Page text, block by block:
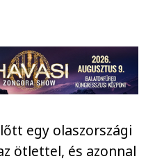
egy olaszországi
ötlettel, és azonnal